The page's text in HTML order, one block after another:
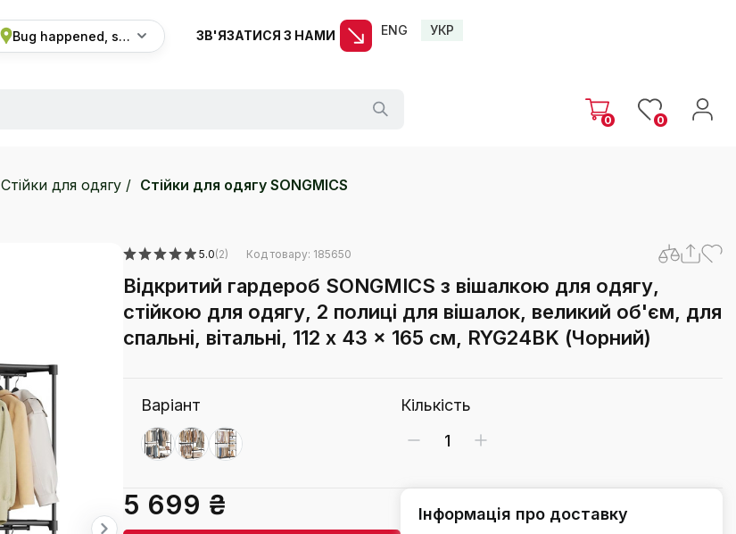
Bug happened, sorry ЗВ'ЯЗАТИСЯ З НАМИ ENG УКР
0 0
Стійки для одягу Стійки для одягу SONGMICS
5.0(2) Код товару: 185650
Відкритий гардероб SONGMICS з вішалкою для одягу,
стійкою для одягу, 2 полиці для вішалок, великий об'єм, для
спальні, вітальні, 112 x 43 x 165 см, RYG24BK (Чорний)
Варіант Кількість
5 699 ₴ Інформація про доставку